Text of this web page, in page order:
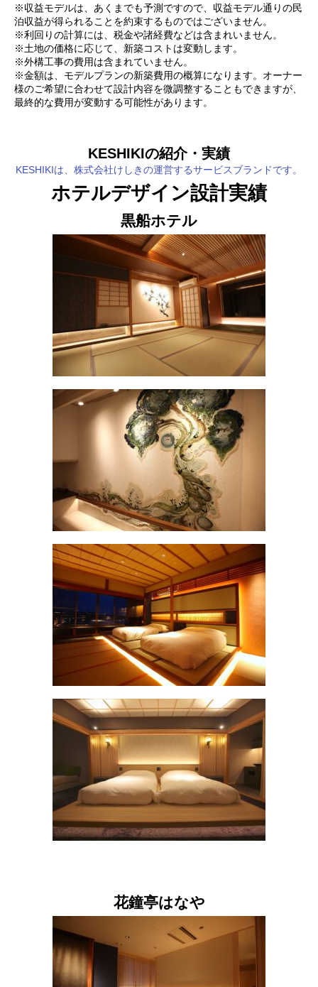
※収益モデルは、あくまでも予測ですので、収益モデル通りの民
泊収益が得られることを約束するものではございません。
※利回りの計算には、税金や諸経費などは含まれいません。
※土地の価格に応じて、新築コストは変動します。
※外構工事の費用は含まれていません。
※金額は、モデルプランの新築費用の概算になります。オーナー
様のご希望に合わせて設計内容を微調整することもできますが、
最終的な費用が変動する可能性があります。
KESHIKIの紹介・実績
KESHIKIは、株式会社けしきの運営するサービスブランドです。
ホテルデザイン設計実績
黒船ホテル
花鐘亭はなや